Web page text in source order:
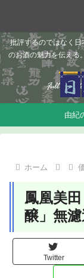
批評するのではなく
のお酒の魅力を伝える
由紀
ホーム
鳳凰美
醸」無
Twitter